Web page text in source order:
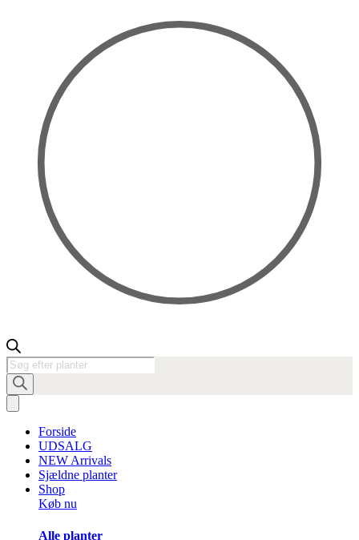
Products
search
Forside
UDSALG
NEW Arrivals
Sjældne planter
Shop
Køb nu
Alle planter